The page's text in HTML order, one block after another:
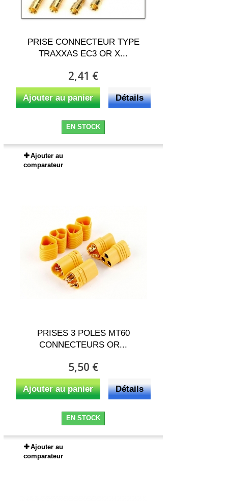
PRISE CONNECTEUR TYPE
TRAXXAS EC3 OR X...
2,41 €
Ajouter au panier Détails
EN STOCK
Ajouter au
comparateur
PRISES 3 POLES MT60
CONNECTEURS OR...
5,50 €
Ajouter au panier Détails
EN STOCK
Ajouter au
comparateur